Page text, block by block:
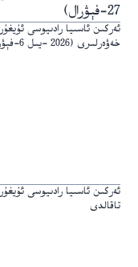
27-فېۋرال)
ئەركىن ئاسىيا رادىيوسى
خەۋەرلىرى (2026 -يىل 6-فېۋرال)
ئەركىن ئاسىيا رادىيوسى
تاقالدى